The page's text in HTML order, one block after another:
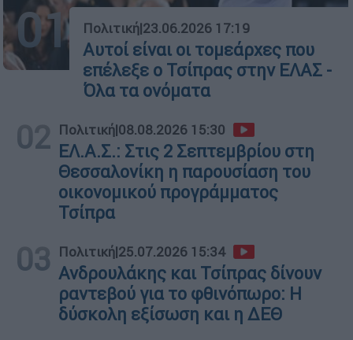
01 Πολιτική|23.06.2026 17:19
Αυτοί είναι οι τομεάρχες που
επέλεξε ο Τσίπρας στην ΕΛΑΣ -
Όλα τα ονόματα
02 Πολιτική|08.08.2026 15:30
ΕΛ.Α.Σ.: Στις 2 Σεπτεμβρίου στη
Θεσσαλονίκη η παρουσίαση του
οικονομικού προγράμματος
Τσίπρα
03 Πολιτική|25.07.2026 15:34
Ανδρουλάκης και Τσίπρας δίνουν
ραντεβού για το φθινόπωρο: Η
δύσκολη εξίσωση και η ΔΕΘ